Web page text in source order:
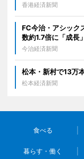
香港経済新聞
FC今治・アシック
数約1.7倍に「成長」
今治経済新聞
松本・新村で13万
松本経済新聞
食べる
暮らす・働く